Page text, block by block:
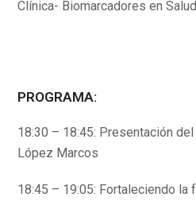
Clínica- Biomarcadores en
PROGRAMA:
18:30 – 18:45: Presentación
López Marcos
18:45 – 19:05: Fortaleciendo la